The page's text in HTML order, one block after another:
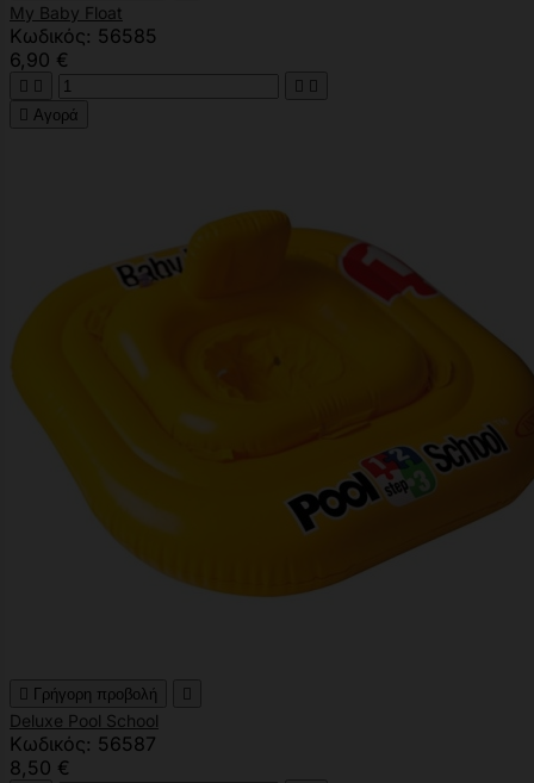
My Baby Float
Κωδικός: 56585
6,90 €
   
 Αγορά
 Γρήγορη προβολή 
Deluxe Pool School
Κωδικός: 56587
8,50 €